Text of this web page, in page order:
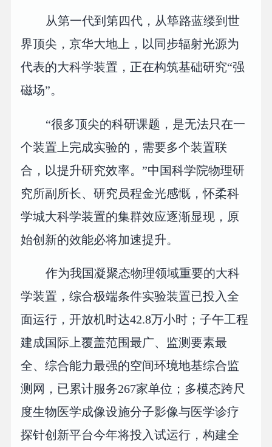
从第一代到第四代，从筚路蓝缕到世
界顶尖，京华大地上，以同步辐射光源为
代表的大科学装置，正在构筑基础研究“强
磁场”。
“很多顶尖的科研课题，是无法只在一
个装置上完成实验的，需要多个装置联
合，以提升研究效率。”中国科学院物理研
究所副所长、研究员程金光感慨，怀柔科
学城大科学装置的集群效应逐渐显现，原
始创新的效能必将加速提升。
作为我国凝聚态物理领域重要的大科
学装置，综合极端条件实验装置已投入全
面运行，开放机时达42.8万小时；子午工程
建成国际上覆盖范围最广、监测要素最
全、综合能力最强的空间环境地基综合监
测网，已累计服务267家单位；多模态跨尺
度生物医学成像设施分子影像与医学诊疗
探针创新平台今年将投入试运行，构建全